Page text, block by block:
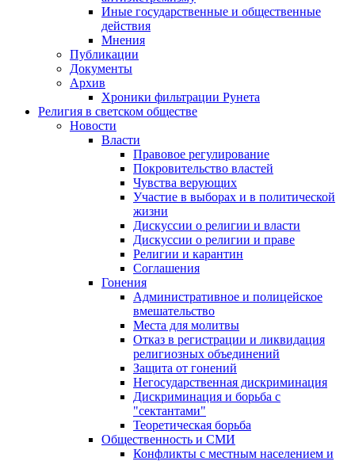
Иные государственные и общественные
действия
Мнения
Публикации
Документы
Архив
Хроники фильтрации Рунета
Религия в светском обществе
Новости
Власти
Правовое регулирование
Покровительство властей
Чувства верующих
Участие в выборах и в политической
жизни
Дискуссии о религии и власти
Дискуссии о религии и праве
Религии и карантин
Соглашения
Гонения
Административное и полицейское
вмешательство
Места для молитвы
Отказ в регистрации и ликвидация
религиозных объединений
Защита от гонений
Негосударственная дискриминация
Дискриминация и борьба с
"сектантами"
Теоретическая борьба
Общественность и СМИ
Конфликты с местным населением и